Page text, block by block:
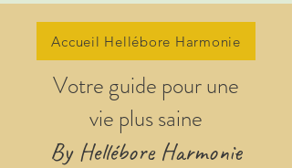
Accueil Hellébore Harmonie
Votre guide pour une
vie plus saine
By Hellébore Harmonie